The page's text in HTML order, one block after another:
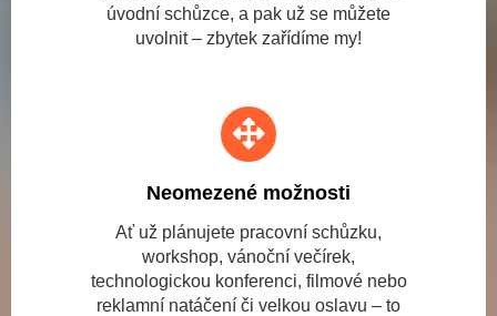
úvodní schůzce, a pak už se můžete
uvolnit – zbytek zařídíme my!
Neomezené možnosti
Ať už plánujete pracovní schůzku,
workshop, vánoční večírek,
technologickou konferenci, filmové nebo
reklamní natáčení či velkou oslavu – to